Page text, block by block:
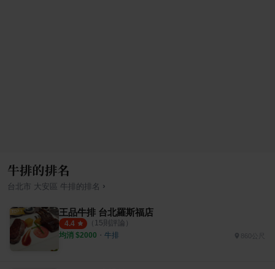
牛排的排名
台北市 大安區 牛排 的排名 ›
王品牛排 台北羅斯福店
4.4 （ 15則評論）
均消 $2000 ・ 牛排